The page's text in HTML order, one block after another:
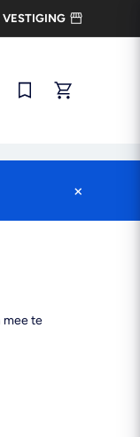
VESTIGING
Snel bestellen
×
mee te